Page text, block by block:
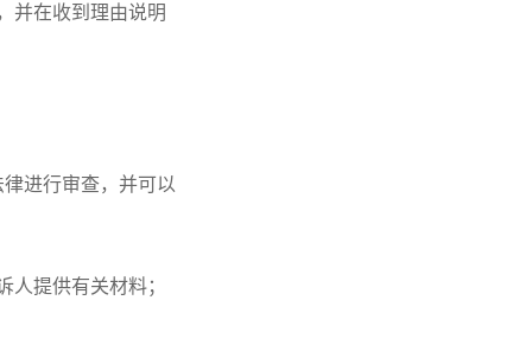
并在收到理由说明
进行审查，并可以
提供有关材料；